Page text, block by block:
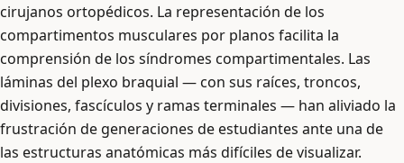
cirujanos ortopédicos. La representación de los
compartimentos musculares por planos facilita la
comprensión de los síndromes compartimentales. Las
láminas del plexo braquial — con sus raíces, troncos,
divisiones, fascículos y ramas terminales — han aliviado la
frustración de generaciones de estudiantes ante una de
las estructuras anatómicas más difíciles de visualizar.